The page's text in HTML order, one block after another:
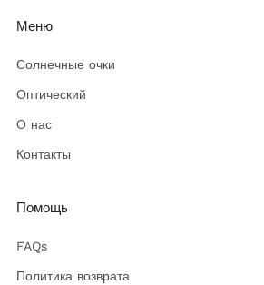
Меню
Солнечные очки
Оптический
О нас
Контакты
Помощь
FAQs
Политика возврата